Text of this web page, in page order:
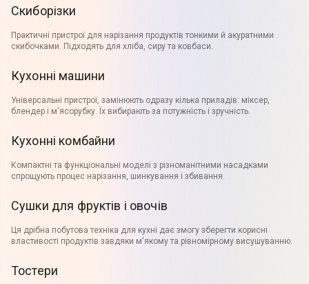
Скиборізки
Практичні пристрої для нарізання продуктів тонкими й акуратними
скибочками. Підходять для хліба, сиру та ковбаси.
Кухонні машини
Універсальні пристрої, замінюють одразу кілька приладів: міксер,
блендер і м'ясорубку. Їх вибирають за потужність і зручність.
Кухонні комбайни
Компактні та функціональні моделі з різноманітними насадками
спрощують процес нарізання, шинкування і збивання.
Сушки для фруктів і овочів
Ця дрібна побутова техніка для кухні дає змогу зберегти корисні
властивості продуктів завдяки м'якому та рівномірному висушуванню.
Тостери